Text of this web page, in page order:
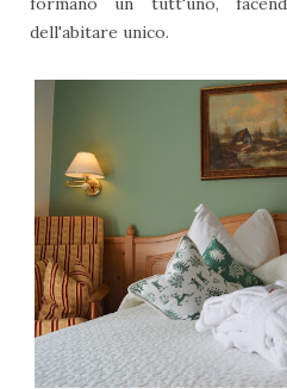
dell'abitare unico.